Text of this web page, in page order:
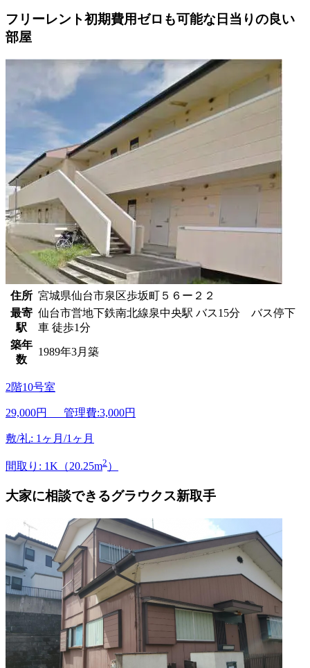
フリーレント初期費用ゼロも可能な日当りの良い
部屋
住所 宮城県仙台市泉区歩坂町５６ー２２
最寄
駅
仙台市営地下鉄南北線泉中央駅 バス15分 バス停下
車 徒歩1分
築年
数
1989年3月築
2階10号室
29,000円 管理費:3,000円
敷/礼: 1ヶ月/1ヶ月
間取り: 1K（20.25m2 ）
大家に相談できるグラウクス新取手